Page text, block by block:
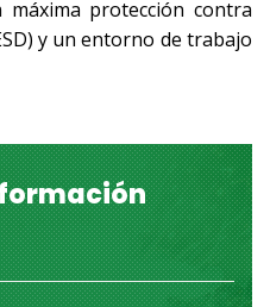
máxima protección contra
y un entorno de trabajo